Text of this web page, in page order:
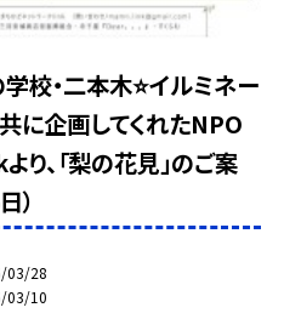
校・二本木⭐イルミネー
に企画してくれたNPO
り、「梨の花見」のご案
）
03/28
03/10